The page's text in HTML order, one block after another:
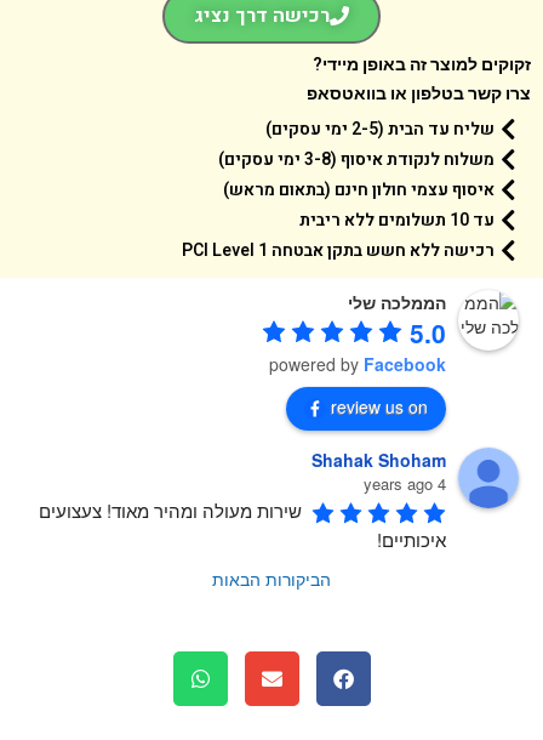
רכישה דרך נציג
למוצר זה באופן מיידי?
קשר בטלפון או בוואטסאפ
שליח עד הבית (2-5 ימי עסקים)
משלוח לנקודת איסוף (3-8 ימי עסקים)
איסוף עצמי חולון חינם (בתאום מראש)
עד 10 תשלומים ללא ריבית
רכישה ללא חשש בתקן אבטחה 1 PCI Level
הממלכה שלי
5.0
powered byFacebook
review us on
Shahak Shoham
4 years ago
שירות מעולה ומהיר מאוד! צעצועים
איכותיים!
הביקורות הבאות